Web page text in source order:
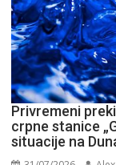
Privremeni
crpne stanice
situacije na